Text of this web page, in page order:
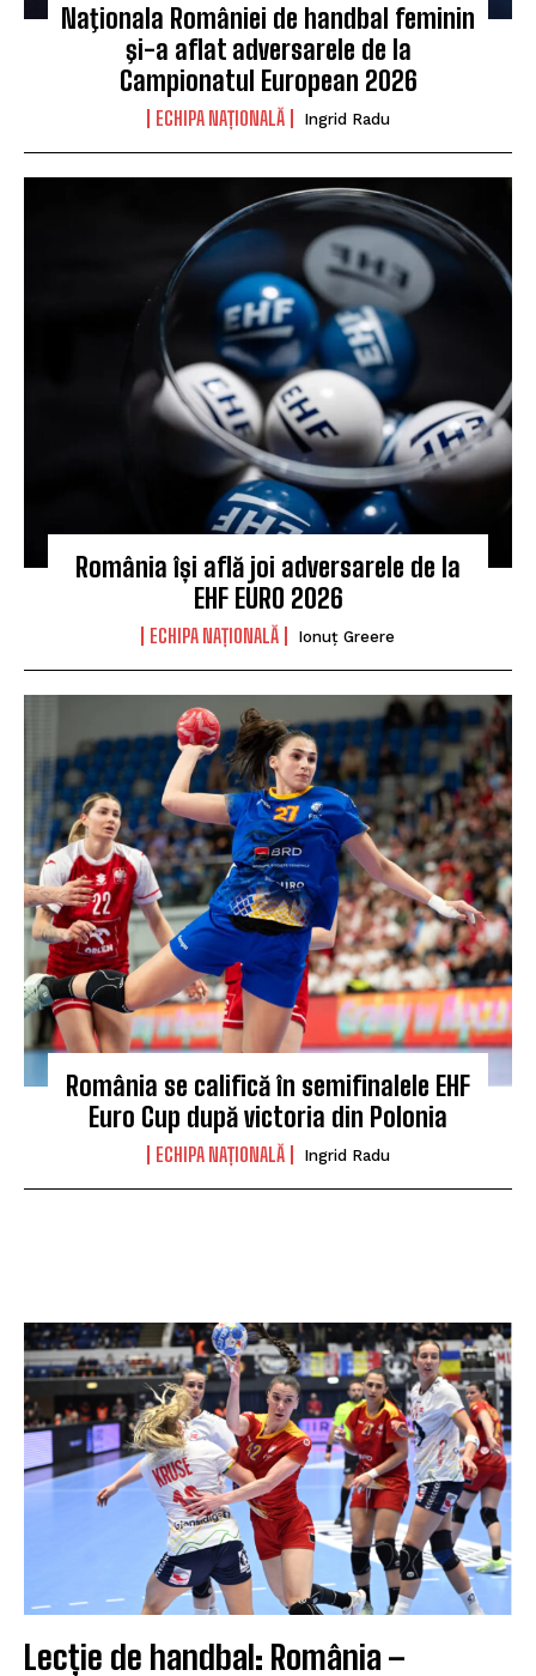
Naţionala României de handbal feminin
şi-a aflat adversarele de la
Campionatul European 2026
ECHIPA NAȚIONALĂ Ingrid Radu
România își află joi adversarele de la
EHF EURO 2026
ECHIPA NAȚIONALĂ Ionuț Greere
România se califică în semifinalele EHF
Euro Cup după victoria din Polonia
ECHIPA NAȚIONALĂ Ingrid Radu
Lecție de handbal: România –